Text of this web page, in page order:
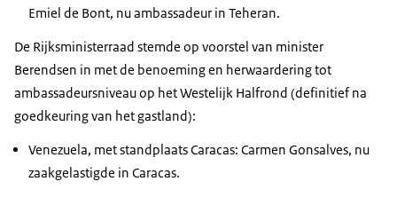
Emiel de Bont, nu ambassadeur in Teheran.
De Rijksministerraad stemde op voorstel van minister
Berendsen in met de benoeming en herwaardering tot
ambassadeursniveau op het Westelijk Halfrond (definitief na
goedkeuring van het gastland):
Venezuela, met standplaats Caracas: Carmen Gonsalves, nu
zaakgelastigde in Caracas.